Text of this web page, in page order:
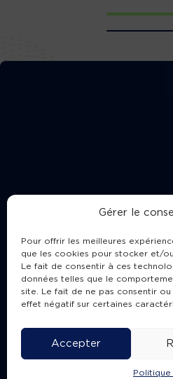
Gérer le
Pour offrir les meilleures
que les cookies pour stocker et/
Le fait de consentir à ces
données telles que le
site. Le fait de ne pas consentir
effet négatif sur certaines
Accepter